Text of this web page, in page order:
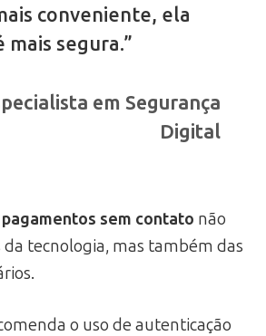
conveniente, ela
mais segura.”
em Segurança
Digital
pagamentos sem contato não
tecnologia, mas também das
o uso de autenticação